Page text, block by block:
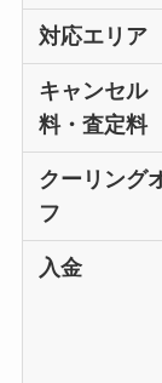
対応エリア
キャンセル
料・査定料
クーリング
フ
入金